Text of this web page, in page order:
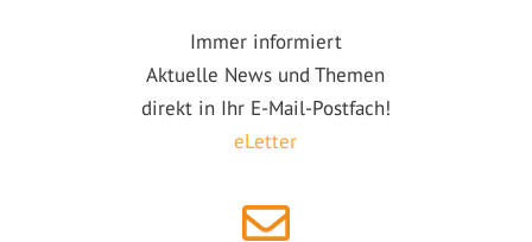
Immer informiert
Aktuelle News und Themen
direkt in Ihr E-Mail-Postfach!
eLetter